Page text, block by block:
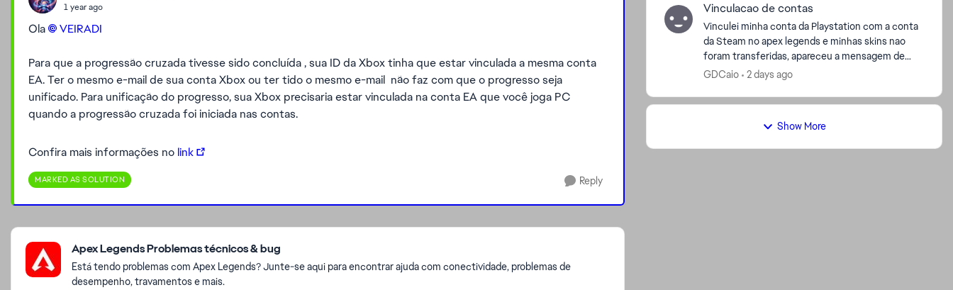
1 year ago
Ola VEIRADI​
Para que a progressão cruzada tivesse sido concluída , sua ID da Xbox tinha que estar vinculada a mesma conta
EA. Ter o mesmo e-mail de sua conta Xbox ou ter tido o mesmo e-mail não faz com que o progresso seja
unificado. Para unificação do progresso, sua Xbox precisaria estar vinculada na conta EA que você joga PC
quando a progressão cruzada foi iniciada nas contas.
Confira mais informações no link
MARKED AS SOLUTION Reply
Featured Places
Apex Legends Problemas técnicos & bug
Está tendo problemas com Apex Legends? Junte-se aqui para encontrar ajuda com conectividade, problemas de
desempenho, travamentos e mais.
Vinculacao de contas
Vinculei minha conta da Playstation com a conta
da Steam no apex legends e minhas skins nao
foram transferidas, apareceu a mensagem de
vinculacao mas nao mudou nada agora na minha
GDCaio 2 days ago
Show More